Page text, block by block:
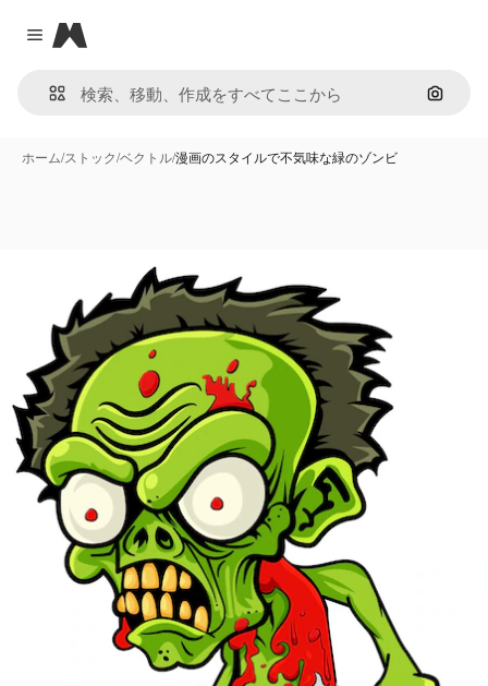
Close menu
Magnific
画像で
ホーム/ストック/ベクトル/漫画のスタイルで不気味な緑のゾンビ